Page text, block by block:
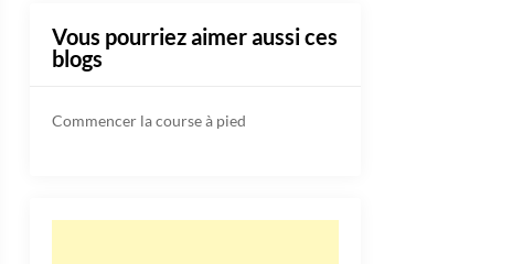
Vous pourriez aimer aussi ces
blogs
Commencer la course à pied